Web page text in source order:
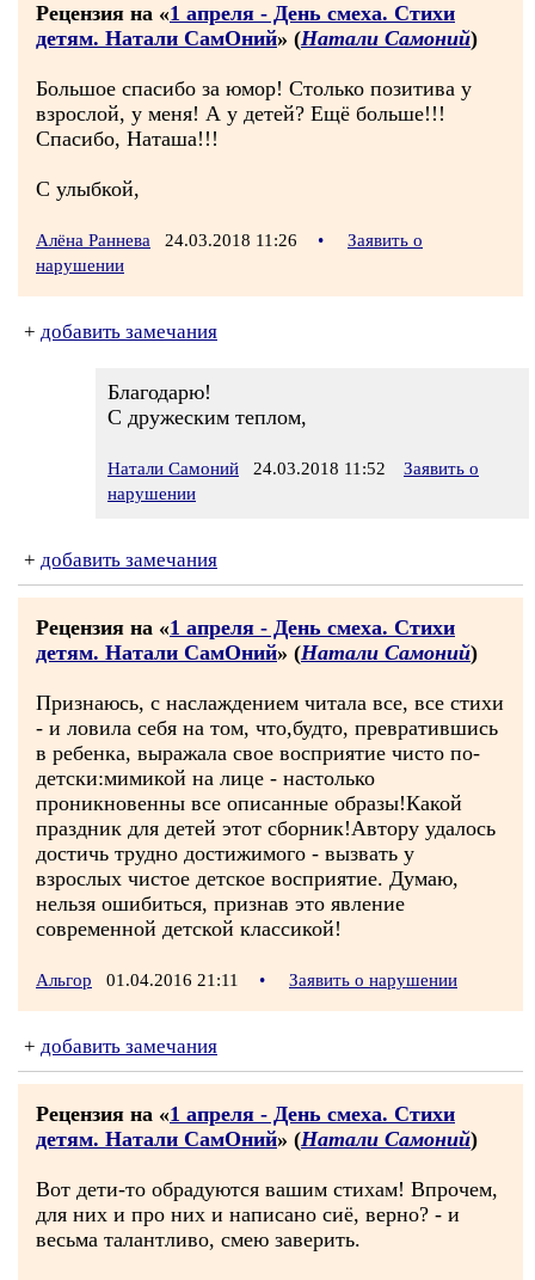
Рецензия на «1 апреля - День смеха. Стихи
детям. Натали СамОний» (Натали Самоний)
Большое спасибо за юмор! Столько позитива у
взрослой, у меня! А у детей? Ещё больше!!!
Спасибо, Наташа!!!
С улыбкой,
Алёна Раннева 24.03.2018 11:26 •
Заявить о
нарушении
+ добавить замечания
Благодарю!
С дружеским теплом,
Натали Самоний 24.03.2018 11:52
Заявить о
нарушении
+ добавить замечания
Рецензия на «1 апреля - День смеха. Стихи
детям. Натали СамОний» (Натали Самоний)
Признаюсь, с наслаждением читала все, все стихи
- и ловила себя на том, что,будто, превратившись
в ребенка, выражала свое восприятие чисто по-
детски:мимикой на лице - настолько
проникновенны все описанные образы!Какой
праздник для детей этот сборник!Автору удалось
достичь трудно достижимого - вызвать у
взрослых чистое детское восприятие. Думаю,
нельзя ошибиться, признав это явление
современной детской классикой!
Альгор 01.04.2016 21:11 • Заявить о нарушении
+ добавить замечания
Рецензия на «1 апреля - День смеха. Стихи
детям. Натали СамОний» (Натали Самоний)
Вот дети-то обрадуются вашим стихам! Впрочем,
для них и про них и написано сиё, верно? - и
весьма талантливо, смею заверить.